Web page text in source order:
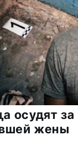
осудят
жены